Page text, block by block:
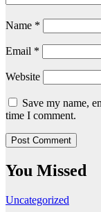
Name *
Email *
Website
Save my name,
time I comment.
You Missed
Uncategorized